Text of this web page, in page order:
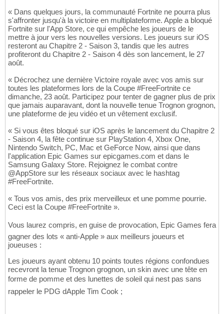
« Dans quelques jours, la communauté Fortnite ne pourra plus
s'affronter jusqu'à la victoire en multiplateforme. Apple a bloqué
Fortnite sur l'App Store, ce qui empêche les joueurs de le
mettre à jour vers les nouvelles versions. Les joueurs sur iOS
resteront au Chapitre 2 - Saison 3, tandis que les autres
profiteront du Chapitre 2 - Saison 4 dès son lancement, le 27
août.
« Décrochez une dernière Victoire royale avec vos amis sur
toutes les plateformes lors de la Coupe #FreeFortnite ce
dimanche, 23 août. Participez pour tenter de gagner plus de prix
que jamais auparavant, dont la nouvelle tenue Trognon grognon,
une plateforme de jeu vidéo et un vêtement exclusif.
« Si vous êtes bloqué sur iOS après le lancement du Chapitre 2
- Saison 4, la fête continue sur PlayStation 4, Xbox One,
Nintendo Switch, PC, Mac et GeForce Now, ainsi que dans
l'application Epic Games sur epicgames.com et dans le
Samsung Galaxy Store. Rejoignez le combat contre
@AppStore sur les réseaux sociaux avec le hashtag
#FreeFortnite.
« Tous vos amis, des prix merveilleux et une pomme pourrie.
Ceci est la Coupe #FreeFortnite ».
Vous laurez compris, en guise de provocation, Epic Games fera
gagner des lots « anti-Apple » aux meilleurs joueurs et
joueuses :
Les joueurs ayant obtenu 10 points toutes régions confondues
recevront la tenue Trognon grognon, un skin avec une tête en
forme de pomme et des lunettes de soleil qui nest pas sans
rappeler le PDG dApple Tim Cook ;